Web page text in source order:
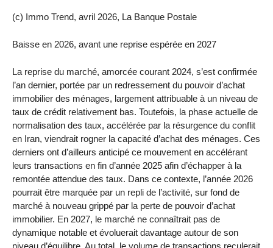
(c) Immo Trend, avril 2026, La Banque Postale
Baisse en 2026, avant une reprise espérée en 2027
La reprise du marché, amorcée courant 2024, s’est confirmée
l’an dernier, portée par un redressement du pouvoir d’achat
immobilier des ménages, largement attribuable à un niveau de
taux de crédit relativement bas. Toutefois, la phase actuelle de
normalisation des taux, accélérée par la résurgence du conflit
en Iran, viendrait rogner la capacité d’achat des ménages. Ces
derniers ont d’ailleurs anticipé ce mouvement en accélérant
leurs transactions en fin d’année 2025 afin d’échapper à la
remontée attendue des taux. Dans ce contexte, l’année 2026
pourrait être marquée par un repli de l’activité, sur fond de
marché à nouveau grippé par la perte de pouvoir d’achat
immobilier. En 2027, le marché ne connaîtrait pas de
dynamique notable et évoluerait davantage autour de son
niveau d’équilibre. Au total, le volume de transactions reculerait